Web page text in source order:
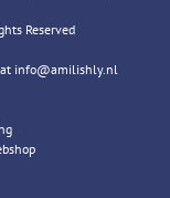
Reserved
at info@amilishly.nl